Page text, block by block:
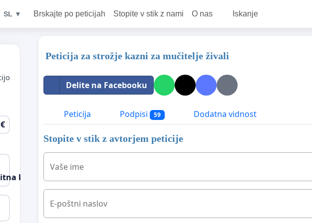
SL ▼ Brskajte po peticijah Stopite v stik z nami O nas Iskanje
Peticija za strožje kazni za mučitelje živali
Delite na Facebooku
Peticija Podpisi 59 Dodatna vidnost
Stopite v stik z avtorjem peticije
Vaše ime
E-poštni naslov
kartica